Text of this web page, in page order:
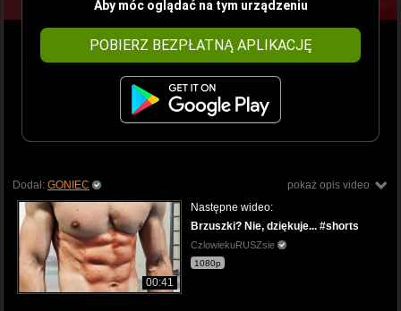
Aby móc oglądać na tym urządzeniu
POBIERZ BEZPŁATNĄ APLIKACJĘ
pokaż opis video
Dodał: GONIEC
00:41
Następne wideo:
Brzuszki? Nie, dziękuje... #shorts
CzlowiekuRUSZsie
1080p